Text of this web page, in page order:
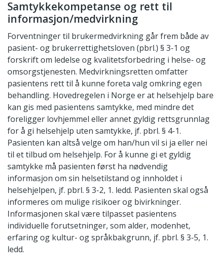
Samtykkekompetanse og rett til
informasjon/medvirkning
Forventninger til brukermedvirkning går frem både av
pasient- og brukerrettighetsloven (pbrl.) § 3-1 og
forskrift om ledelse og kvalitetsforbedring i helse- og
omsorgstjenesten. Medvirkningsretten omfatter
pasientens rett til å kunne foreta valg omkring egen
behandling. Hovedregelen i Norge er at helsehjelp bare
kan gis med pasientens samtykke, med mindre det
foreligger lovhjemmel eller annet gyldig rettsgrunnlag
for å gi helsehjelp uten samtykke, jf. pbrl. § 4-1.
Pasienten kan altså velge om han/hun vil si ja eller nei
til et tilbud om helsehjelp. For å kunne gi et gyldig
samtykke må pasienten først ha nødvendig
informasjon om sin helsetilstand og innholdet i
helsehjelpen, jf. pbrl. § 3-2, 1. ledd. Pasienten skal også
informeres om mulige risikoer og bivirkninger.
Informasjonen skal være tilpasset pasientens
individuelle forutsetninger, som alder, modenhet,
erfaring og kultur- og språkbakgrunn, jf. pbrl. § 3-5, 1.
ledd.